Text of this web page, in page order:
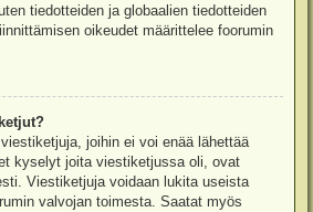
tiedotteiden ja globaalien tiedotteiden
oikeudet määrittelee foorumin
joihin ei voi enää lähettää
kyselyt joita viestiketjussa oli, ovat
Viestiketjuja voidaan lukita useista
valvojan toimesta. Saatat myös